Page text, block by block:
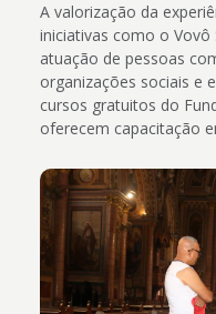
A valorização da
iniciativas como o Vovô
atuação de pessoas
organizações sociais e
cursos gratuitos do
oferecem capacitação